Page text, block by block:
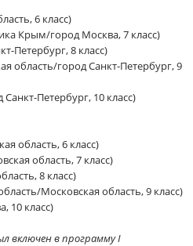
6 класс)
Крым/город Москва, 7 класс)
Петербург, 8 класс)
область/город Санкт-Петербург, 9
Санкт-Петербург, 10 класс)
область, 6 класс)
область, 7 класс)
8 класс)
Московская область, 9 класс)
10 класс)
включен в программу I